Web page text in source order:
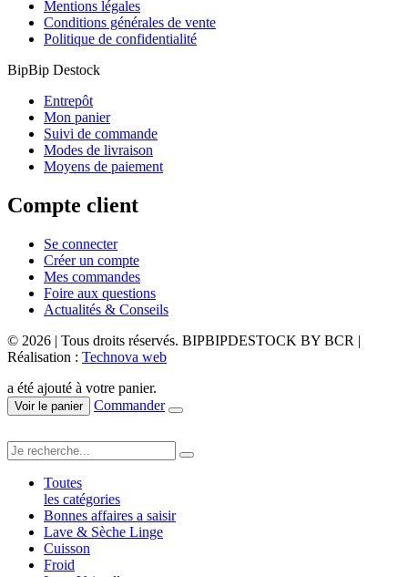
Mentions légales
Conditions générales de vente
Politique de confidentialité
BipBip Destock
Entrepôt
Mon panier
Suivi de commande
Modes de livraison
Moyens de paiement
Compte client
Se connecter
Créer un compte
Mes commandes
Foire aux questions
Actualités & Conseils
© 2026 | Tous droits réservés. BIPBIPDESTOCK BY BCR |
Réalisation : Technova web
a été ajouté à votre panier.
Voir le panier Commander
Toutes
les catégories
Bonnes affaires a saisir
Lave & Sèche Linge
Cuisson
Froid